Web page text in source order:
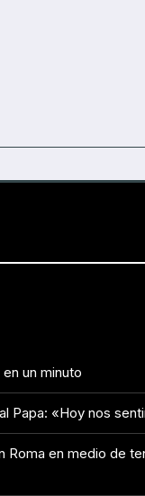
un minuto
Papa: «Hoy nos
Roma en medio de